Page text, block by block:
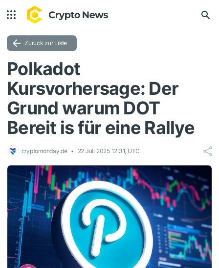
Zurück zur Liste
Polkadot
Kursvorhersage: Der
Grund warum DOT
Bereit is für eine Rallye
cryptomonday.de 22 Juli 2025 12:31, UTC